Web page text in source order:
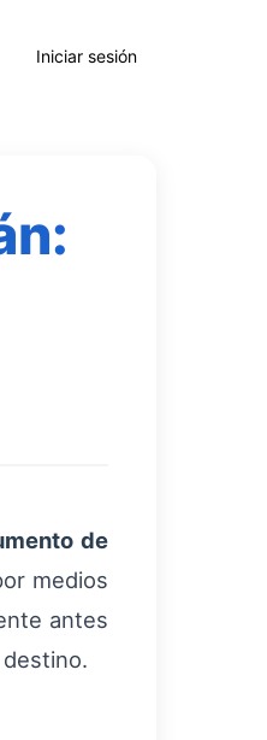
Iniciar sesión
de
medios
antes